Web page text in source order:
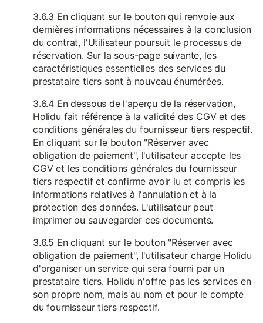
3.6.3 En cliquant sur le bouton qui renvoie aux
dernières informations nécessaires à la conclusion
du contrat, l'Utilisateur poursuit le processus de
réservation. Sur la sous-page suivante, les
caractéristiques essentielles des services du
prestataire tiers sont à nouveau énumérées.
3.6.4 En dessous de l'aperçu de la réservation,
Holidu fait référence à la validité des CGV et des
conditions générales du fournisseur tiers respectif.
En cliquant sur le bouton "Réserver avec
obligation de paiement", l'utilisateur accepte les
CGV et les conditions générales du fournisseur
tiers respectif et confirme avoir lu et compris les
informations relatives à l'annulation et à la
protection des données. L'utilisateur peut
imprimer ou sauvegarder ces documents.
3.6.5 En cliquant sur le bouton "Réserver avec
obligation de paiement", l'utilisateur charge Holidu
d'organiser un service qui sera fourni par un
prestataire tiers. Holidu n'offre pas les services en
son propre nom, mais au nom et pour le compte
du fournisseur tiers respectif.